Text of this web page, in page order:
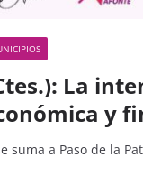
La
y
suma a Paso de la